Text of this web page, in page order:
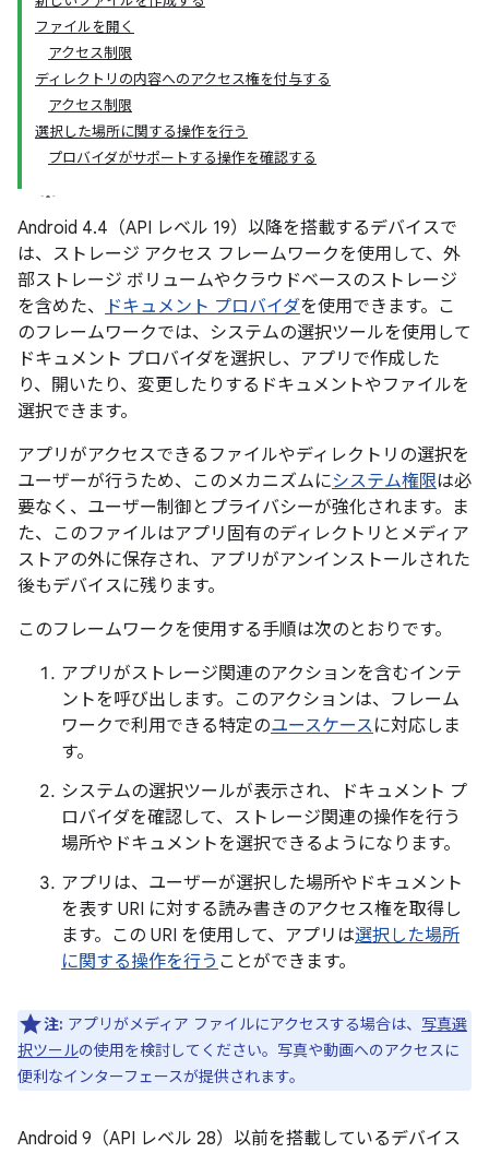
ファイルを開く
アクセス制限
ディレクトリの内容へのアクセス権を付与する
アクセス制限
選択した場所に関する操作を行う
プロバイダがサポートする操作を確認する
Android 4.4（API レベル 19）以降を搭載するデバイスで
は、ストレージ アクセス フレームワークを使用して、外
部ストレージ ボリュームやクラウドベースのストレージ
を含めた、
ドキュメント プロバイダを使用できます。こ
のフレームワークでは、システムの選択ツールを使用して
ドキュメント プロバイダを選択し、アプリで作成した
り、開いたり、変更したりするドキュメントやファイルを
選択できます。
アプリがアクセスできるファイルやディレクトリの選択を
ユーザーが行うため、このメカニズムにシステム権限は必
要なく、ユーザー制御とプライバシーが強化されます。ま
た、このファイルはアプリ固有のディレクトリとメディア
ストアの外に保存され、アプリがアンインストールされた
後もデバイスに残ります。
このフレームワークを使用する手順は次のとおりです。
アプリがストレージ関連のアクションを含むインテ
ントを呼び出します。このアクションは、フレーム
ワークで利用できる特定のユースケースに対応しま
す。
システムの選択ツールが表示され、ドキュメント プ
ロバイダを確認して、ストレージ関連の操作を行う
場所やドキュメントを選択できるようになります。
アプリは、ユーザーが選択した場所やドキュメント
を表す URI に対する読み書きのアクセス権を取得し
ます。この URI を使用して、アプリは選択した場所
に関する操作を行う ことができます。
注: アプリがメディア ファイルにアクセスする場合は、 写真選
択ツールの使用を検討してください。写真や動画へのアクセスに
便利なインターフェースが提供されます。
Android 9（API レベル 28）以前を搭載しているデバイス